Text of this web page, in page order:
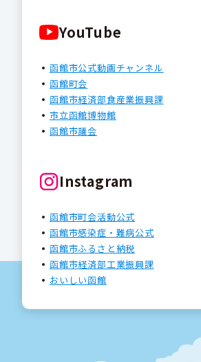
YouTube
函館市公式動画チャンネル
函館町会
函館市経済部食産業振興課
市立函館博物館
函館市議会
Instagram
函館市町会活動公式
函館市感染症・難病公式
函館市ふるさと納税
函館市経済部工業振興課
おいしい函館